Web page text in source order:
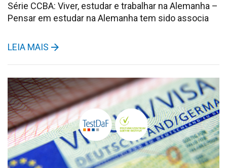
Série CCBA: Viver, estudar e trabalhar na Alemanha –
Pensar em estudar na Alemanha tem sido associa
LEIA MAIS